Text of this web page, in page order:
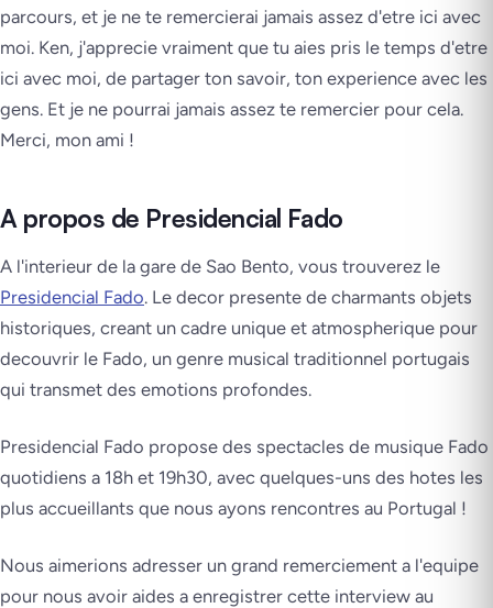
parcours, et je ne te remercierai jamais assez d'etre ici avec
moi. Ken, j'apprecie vraiment que tu aies pris le temps d'etre
ici avec moi, de partager ton savoir, ton experience avec les
gens. Et je ne pourrai jamais assez te remercier pour cela.
Merci, mon ami !
A propos de Presidencial Fado
A l'interieur de la gare de Sao Bento, vous trouverez le
Presidencial Fado. Le decor presente de charmants objets
historiques, creant un cadre unique et atmospherique pour
decouvrir le Fado, un genre musical traditionnel portugais
qui transmet des emotions profondes.
Presidencial Fado propose des spectacles de musique Fado
quotidiens a 18h et 19h30, avec quelques-uns des hotes les
plus accueillants que nous ayons rencontres au Portugal !
Nous aimerions adresser un grand remerciement a l'equipe
pour nous avoir aides a enregistrer cette interview au